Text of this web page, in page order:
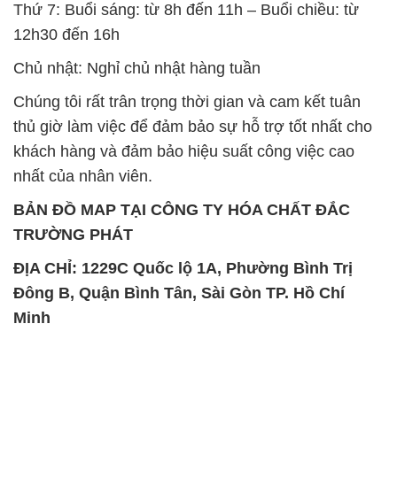
Thứ 7: Buổi sáng: từ 8h đến 11h – Buổi chiều: từ
12h30 đến 16h
Chủ nhật: Nghỉ chủ nhật hàng tuần
Chúng tôi rất trân trọng thời gian và cam kết tuân
thủ giờ làm việc để đảm bảo sự hỗ trợ tốt nhất cho
khách hàng và đảm bảo hiệu suất công việc cao
nhất của nhân viên.
BẢN ĐỒ MAP TẠI CÔNG TY HÓA CHẤT ĐẮC
TRƯỜNG PHÁT
ĐỊA CHỈ: 1229C Quốc lộ 1A, Phường Bình Trị
Đông B, Quận Bình Tân, Sài Gòn TP. Hồ Chí
Minh